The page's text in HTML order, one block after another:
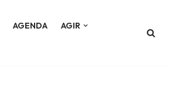
AGENDA
AGIR